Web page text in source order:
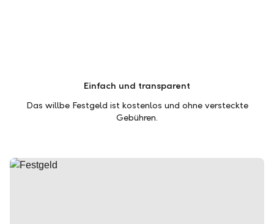
Einfach und transparent
Das willbe Festgeld ist kostenlos und ohne versteckte
Gebühren.